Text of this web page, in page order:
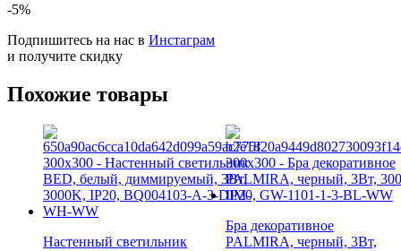
-5%
Подпишитесь на нас в Инстаграм
и получите скидку
Похожие товары
Настенный светильник
Бра декоративное
PALMIRA, черный, 3Вт,